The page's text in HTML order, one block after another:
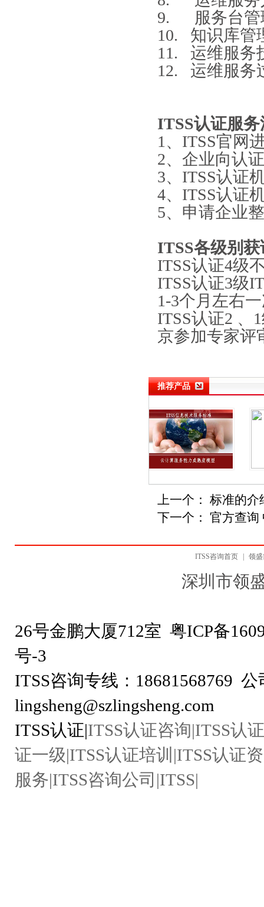
9. 服务台管
10. 知识库管
11. 运维服务
12. 运维服务
ITSS认证服
1、ITSS官网
2、企业向认
3、ITSS认证
4、ITSS认证
5、申请企业
ITSS各级别
ITSS认证4级
ITSS认证3级
1-3个月左右
ITSS认证2 、
京参加专家评
推荐产品
上一个： 标准的介
下一个： 官方查询
ITSS咨询首页 领
深圳市领
26号金鹏大厦712室 粤ICP备
号-
ITSS咨询专线：18681568769
lingsheng@szlingsheng.com
ITSS认证|ITSS认证咨询|ITSS认
证一级|ITSS认证培训|ITSS认证
服务|ITSS咨询公司|ITSS|